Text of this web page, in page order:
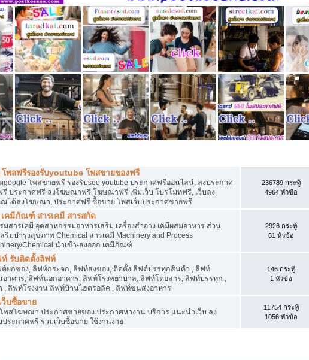
พสฟรีรองรับyoutube โพสขายของฟรี
โพสขายฟรี รองรับseo youtube ประกาศฟรีออนไลน์, ลงประกาศ
รี ประกาศฟรี ลงโฆษณาฟรี โฆษณาฟรี เพิ่มเว็บ โปรโมทฟรี, เว็บลง
ได้ลงโฆษณา, ประกาศฟรี ซื้อขาย โพสเว็บประกาศขายฟรี
236789 กระทู้
4964 หัวข้อ
เคมีภัณฑ์ สารเคมี สารสกัด
สารเคมี อุตสาหกรรมอาหารเสริม เครื่องสำอาง เคมีผสมอาหาร ส่วน
ริมบำรุงสุขภาพ Chemical สารเคมี Machinery and Process
Chemical นำเข้า-ส่งออก เคมีภัณฑ์
2926 กระทู้
61 หัวข้อ
ท์ รับติดตั้งลิฟท์
ยกของ, ลิฟท์กระจก, ลิฟท์ส่งของ, ติดตั้ง ลิฟต์บรรทุกสินค้า , ลิฟท์
าคาร, ลิฟท์นอกอาคาร, ลิฟท์โรงพยาบาล, ลิฟท์โดยสาร, ลิฟท์บรรทุก ,
ลิฟท์โรงงาน ลิฟท์บ้านไฮดรอลิค , ลิฟท์ขนส่งอาหาร
146 กระทู้
1 หัวข้อ
ว็บซื้อขาย
พสโฆษณา ประกาศขายของ ประกาศหางาน บริการ แนะนำเว็บ ลง
ประกาศฟรี รวมเว็บซื้อขาย ใช้งานง่าย
11754 กระทู้
1056 หัวข้อ